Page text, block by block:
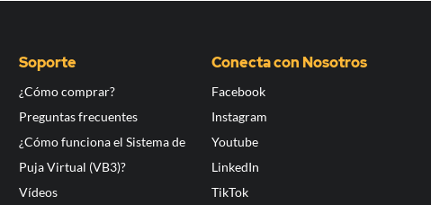
Soporte
¿Cómo comprar?
Preguntas frecuentes
¿Cómo funciona el Sistema de
Puja Virtual (VB3)?
Vídeos
Conecta con Nosotros
Facebook
Instagram
Youtube
LinkedIn
TikTok